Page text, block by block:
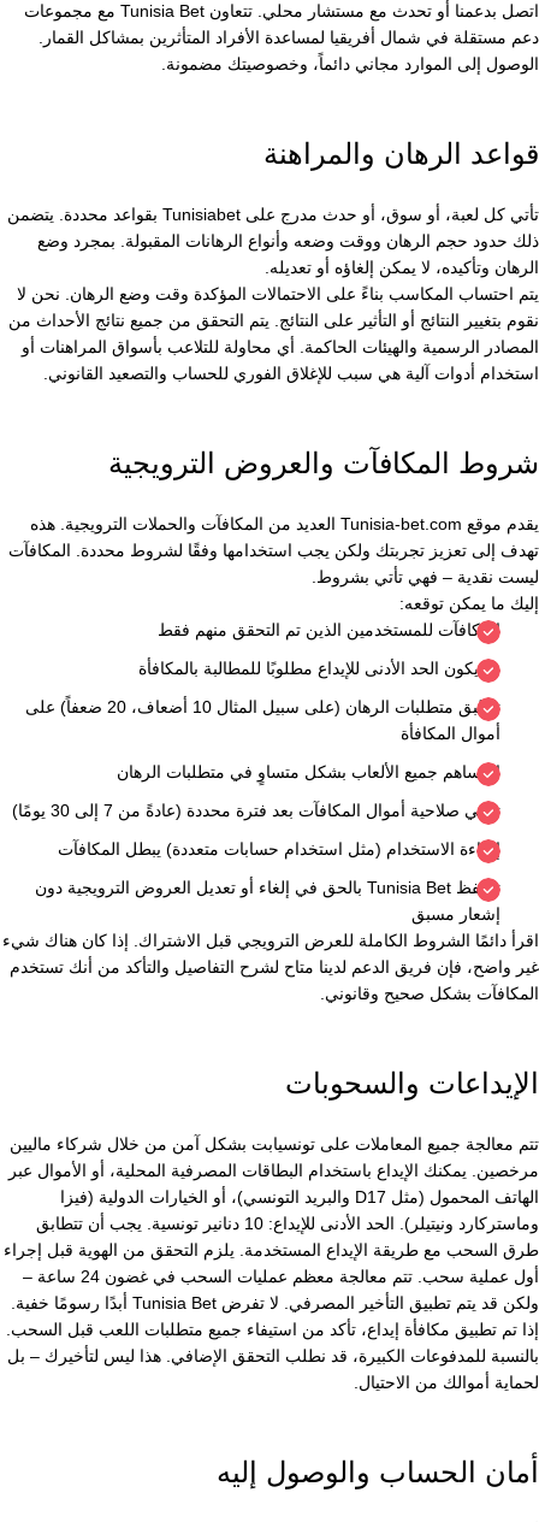
اتصل بدعمنا أو تحدث مع مستشار محلي. تتعاون Tunisia Bet مع مجموعات
دعم مستقلة في شمال أفريقيا لمساعدة الأفراد المتأثرين بمشاكل القمار.
الوصول إلى الموارد مجاني دائماً، وخصوصيتك مضمونة.
قواعد الرهان والمراهنة
تأتي كل لعبة، أو سوق، أو حدث مدرج على Tunisiabet بقواعد محددة. يتضمن
ذلك حدود حجم الرهان ووقت وضعه وأنواع الرهانات المقبولة. بمجرد وضع
الرهان وتأكيده، لا يمكن إلغاؤه أو تعديله.
يتم احتساب المكاسب بناءً على الاحتمالات المؤكدة وقت وضع الرهان. نحن لا
نقوم بتغيير النتائج أو التأثير على النتائج. يتم التحقق من جميع نتائج الأحداث من
المصادر الرسمية والهيئات الحاكمة. أي محاولة للتلاعب بأسواق المراهنات أو
استخدام أدوات آلية هي سبب للإغلاق الفوري للحساب والتصعيد القانوني.
شروط المكافآت والعروض الترويجية
يقدم موقع Tunisia-bet.com العديد من المكافآت والحملات الترويجية. هذه
تهدف إلى تعزيز تجربتك ولكن يجب استخدامها وفقًا لشروط محددة. المكافآت
ليست نقدية – فهي تأتي بشروط.
إليك ما يمكن توقعه:
المكافآت للمستخدمين الذين تم التحقق منهم فقط
قد يكون الحد الأدنى للإيداع مطلوبًا للمطالبة بالمكافأة
تنطبق متطلبات الرهان (على سبيل المثال 10 أضعاف، 20 ضعفاً) على
أموال المكافأة
لا تساهم جميع الألعاب بشكل متساوٍ في متطلبات الرهان
تنتهي صلاحية أموال المكافآت بعد فترة محددة (عادةً من 7 إلى 30 يومًا)
إساءة الاستخدام (مثل استخدام حسابات متعددة) يبطل المكافآت
تحتفظ Tunisia Bet بالحق في إلغاء أو تعديل العروض الترويجية دون
إشعار مسبق
اقرأ دائمًا الشروط الكاملة للعرض الترويجي قبل الاشتراك. إذا كان هناك شيء
غير واضح، فإن فريق الدعم لدينا متاح لشرح التفاصيل والتأكد من أنك تستخدم
المكافآت بشكل صحيح وقانوني.
الإيداعات والسحوبات
تتم معالجة جميع المعاملات على تونسيابت بشكل آمن من خلال شركاء ماليين
مرخصين. يمكنك الإيداع باستخدام البطاقات المصرفية المحلية، أو الأموال عبر
الهاتف المحمول (مثل D17 والبريد التونسي)، أو الخيارات الدولية (فيزا
وماستركارد ونيتيلر). الحد الأدنى للإيداع: 10 دنانير تونسية. يجب أن تتطابق
طرق السحب مع طريقة الإيداع المستخدمة. يلزم التحقق من الهوية قبل إجراء
أول عملية سحب. تتم معالجة معظم عمليات السحب في غضون 24 ساعة –
ولكن قد يتم تطبيق التأخير المصرفي. لا تفرض Tunisia Bet أبدًا رسومًا خفية.
إذا تم تطبيق مكافأة إيداع، تأكد من استيفاء جميع متطلبات اللعب قبل السحب.
بالنسبة للمدفوعات الكبيرة، قد نطلب التحقق الإضافي. هذا ليس لتأخيرك – بل
لحماية أموالك من الاحتيال.
أمان الحساب والوصول إليه